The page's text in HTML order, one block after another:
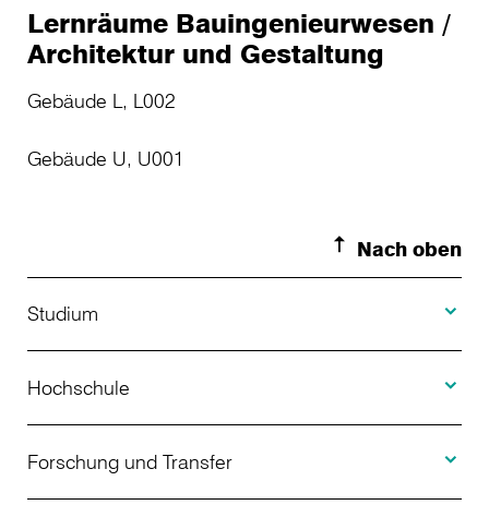
Lernräume Bauingenieurwesen /
Architektur und Gestaltung
Gebäude L, L002
Gebäude U, U001
Nach oben
Studium
Studienangebot
Bewerbung
Hochschule
Über uns
Forschung und Transfer